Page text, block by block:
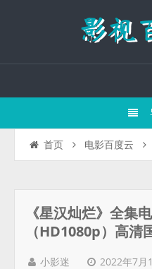
首页 电影百度云
《星汉灿烂》全集
（HD1080p）高清
小影迷 2022年7月